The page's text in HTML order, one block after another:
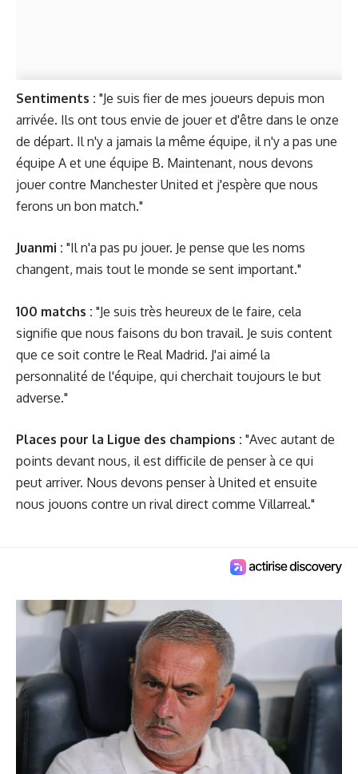
Sentiments : "Je suis fier de mes joueurs depuis mon
arrivée. Ils ont tous envie de jouer et d'être dans le onze
de départ. Il n'y a jamais la même équipe, il n'y a pas une
équipe A et une équipe B. Maintenant, nous devons
jouer contre Manchester United et j'espère que nous
ferons un bon match."
Juanmi : "Il n'a pas pu jouer. Je pense que les noms
changent, mais tout le monde se sent important."
100 matchs : "Je suis très heureux de le faire, cela
signifie que nous faisons du bon travail. Je suis content
que ce soit contre le Real Madrid. J'ai aimé la
personnalité de l'équipe, qui cherchait toujours le but
adverse."
Places pour la Ligue des champions : "Avec autant de
points devant nous, il est difficile de penser à ce qui
peut arriver. Nous devons penser à United et ensuite
nous jouons contre un rival direct comme Villarreal."